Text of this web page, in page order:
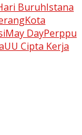
BuruhIstana
Kota
May DayPerppu
UU Cipta Kerja